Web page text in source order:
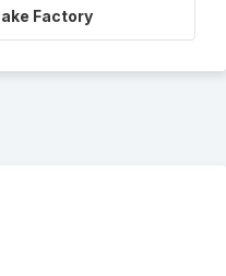
Factory